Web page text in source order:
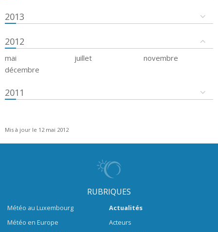
2013
2012
mai juillet
novembre
décembre
2011
Mis à jour le 12 mai 2012
RUBRIQUES
Météo au Luxembourg
Météo en Europe
Actualités
Acteurs